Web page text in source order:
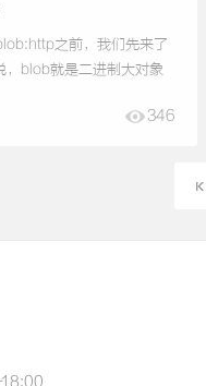
之前，我们先来了
，blob就是二进制大对象
URL，指向一个本地浏览器
346